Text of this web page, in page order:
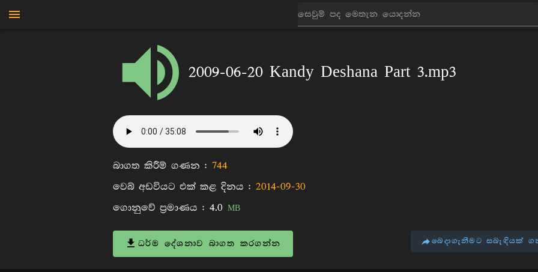
2009-06-20 Kandy Deshana Part 3.mp3
බාගත කිරීම් ගණන : 744
වෙබ් අඩවියට එක් කළ දිනය : 2014-09-30
ගොනුවේ ප්‍රමාණය : 4.0 MB
ධර්ම දේශනාව බාගත කරගන්න බෙදාගැනීමට සබැඳියක්